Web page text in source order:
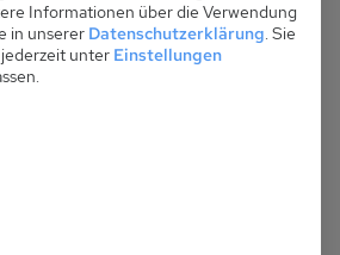
Informationen über die Verwendung
in unserer Datenschutzerklärung. Sie
unter Einstellungen
der Service-Gruppen, für die